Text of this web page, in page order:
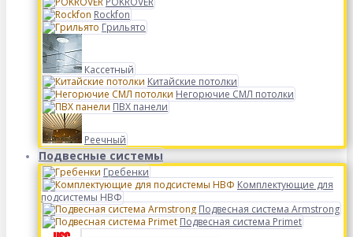
Rockfon
Грильято
Кассетный
Китайские потолки
Негорючие СМЛ потолки
ПВХ панели
Реечный
Подвесные системы
Гребенки
Комплектующие для
подсистемы НВФ
Подвесная система Armstrong
Подвесная система Primet